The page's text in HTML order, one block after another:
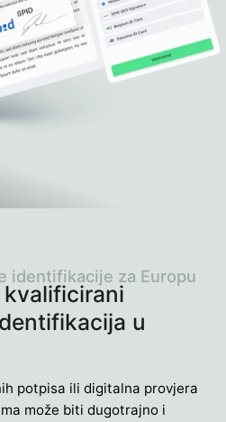
u
identifikacije za Europu
potpisa ili digitalna provjera
može biti dugotrajno i